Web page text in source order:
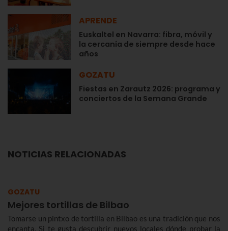
APRENDE
Euskaltel en Navarra: fibra, móvil y
la cercanía de siempre desde hace
años
GOZATU
Fiestas en Zarautz 2026: programa y
conciertos de la Semana Grande
NOTICIAS RELACIONADAS
GOZATU
Mejores tortillas de Bilbao
Tomarse un pintxo de tortilla en Bilbao es una tradición que nos
encanta. Si te gusta descubrir nuevos locales dónde probar la